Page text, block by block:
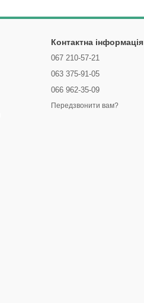
Контактна інформація
067 210-57-21
063 375-91-05
066 962-35-09
Передзвонити вам?